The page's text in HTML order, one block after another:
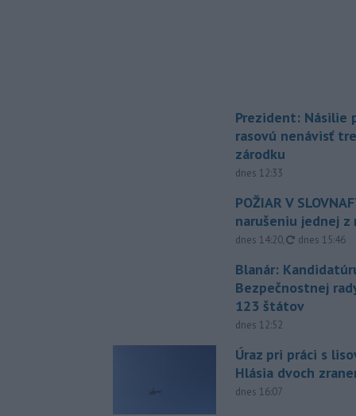
Prezident: Násilie
rasovú nenávisť
zárodku
dnes 12:33
POŽIAR V
narušeniu jednej z
dnes 14:20, aktualizované
dnes 15:46
Blanár:
Bezpečnostnej
123 štátov
dnes 12:52
Úraz pri práci s
Hlásia dvoch
dnes 16:07